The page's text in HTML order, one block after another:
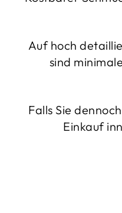
Auf hoch
sind
Falls Sie
Einkauf